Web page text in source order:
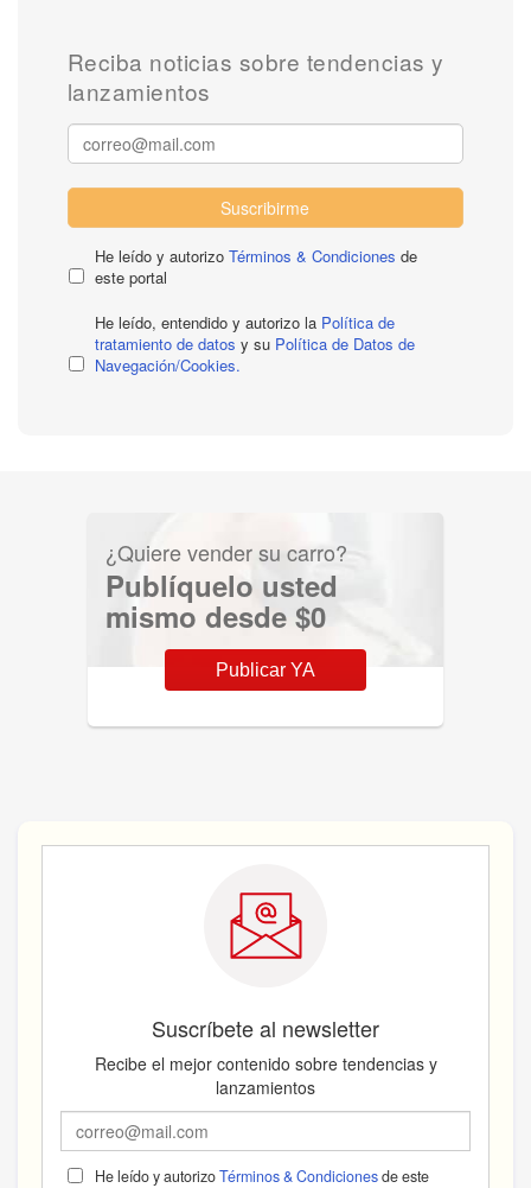
Reciba noticias sobre tendencias y
lanzamientos
Suscribirme
He leído y autorizo Términos & Condiciones de
este portal
He leído, entendido y autorizo la Política de
tratamiento de datos y su Política de Datos de
Navegación/Cookies.
¿Quiere vender su carro?
Publíquelo usted
mismo desde $0
Publicar YA
Suscríbete al newsletter
Recibe el mejor contenido sobre tendencias y
lanzamientos
He leído y autorizoTérminos & Condicionesde este